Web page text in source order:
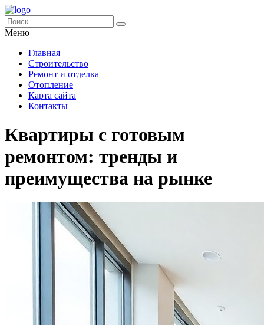
Меню
Главная
Строительство
Ремонт и отделка
Отопление
Карта сайта
Контакты
Квартиры с готовым
ремонтом: тренды и
преимущества на рынке